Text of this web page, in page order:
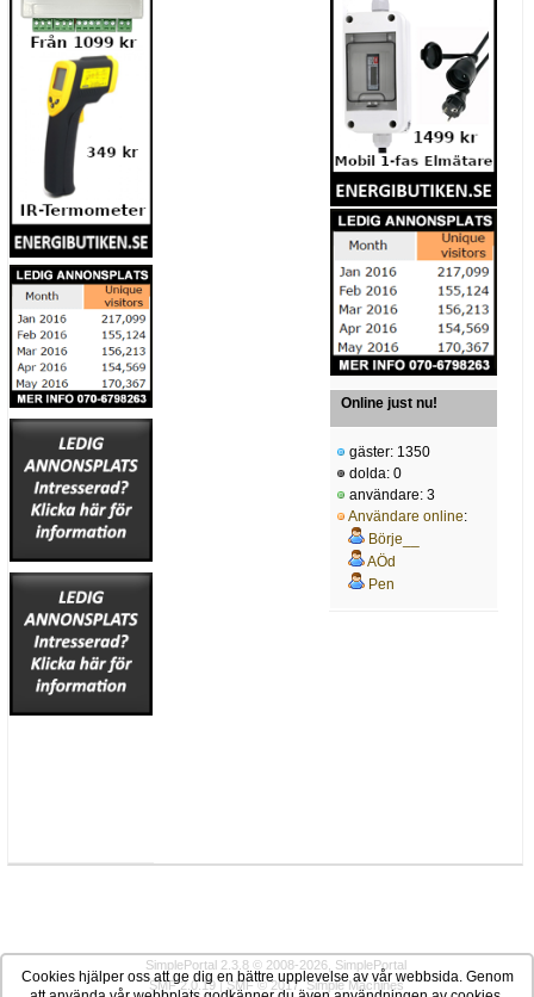
Online just nu!
gäster: 1350
dolda: 0
användare: 3
Användare online:
Börje__
AÖd
Pen
SimplePortal 2.3.8 © 2008-2026, SimplePortal
SMF 2.0.19|SMF © 2017,Simple Machines
Cookies hjälper oss att ge dig en bättre upplevelse av vår webbsida. Genom